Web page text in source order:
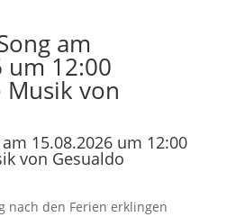
am
um 12:00
Musik von
15.08.2026 um 12:00
von Gesualdo
nach den Ferien erklingen